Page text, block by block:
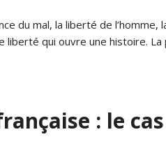
du mal, la liberté de l’homme,
liberté qui ouvre une histoire.
: le